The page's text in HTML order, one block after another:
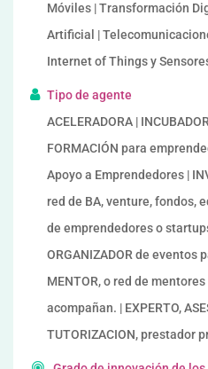
Móviles | Transformación
Artificial |
Internet of Things y
Tipo de agente
ACELERADORA |
FORMACIÓN para
Apoyo a Emprendedores |
red de BA, venture, fondos,
de emprendedores o
ORGANIZADOR de eventos
MENTOR, o red de
acompañan. | EXPERTO,
TUTORIZACION, prestador